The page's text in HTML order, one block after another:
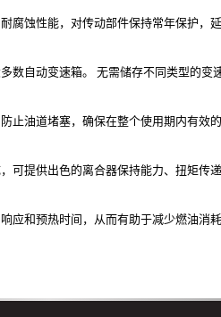
腐蚀性能，对传动部件保持常年保护，延
数自动变速箱。 无需储存不同类型的变
止油道堵塞，确保在整个使用期内有效的
可提供出色的离合器保持能力、扭矩传
应和预热时间，从而有助于减少燃油消耗